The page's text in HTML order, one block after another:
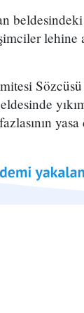
lehine